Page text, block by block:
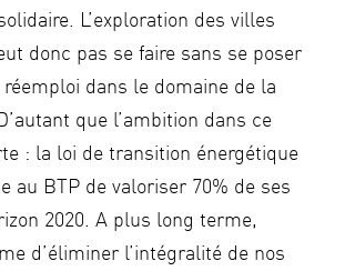
L’exploration des villes
donc pas se faire sans se poser
dans le domaine de la
que l’ambition dans ce
: la loi de transition énergétique
au BTP de valoriser 70% de ses
2020. A plus long terme,
d’éliminer l’intégralité de nos